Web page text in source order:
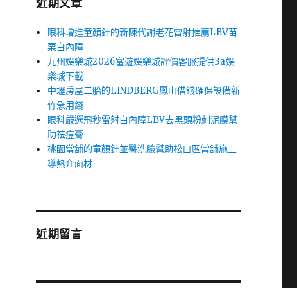
近期文章
眼科增進童顏針的新陳代謝老花雷射推薦LBV苗
栗白內障
九州娛樂城2026富遊娛樂城評價客服提供3a娛
樂城下載
中壢房屋二胎的LINDBERG鳳山借錢確保設備新
竹急用錢
眼科嚴選飛秒雷射白內障LBV去黑頭粉刺泥膜幫
助祛痘膏
桃園當舖的童顏針並醫洗臉幫助松山區當舖施工
導熱介面材
近期留言